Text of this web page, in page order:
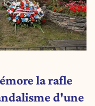
la rafle
d'une